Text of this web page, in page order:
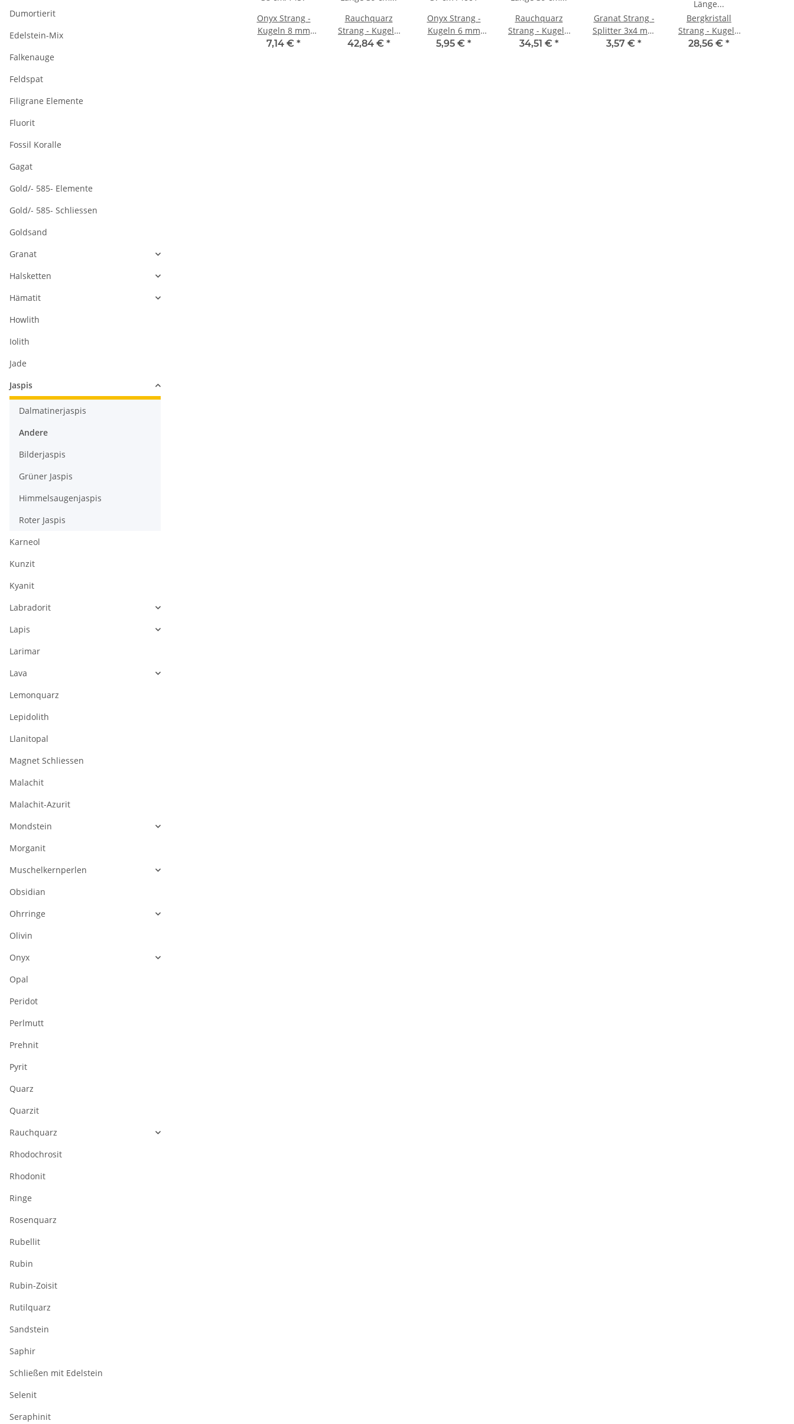
Onyx Strang -
Kugeln 8 mm
schwarz, Länge
7,14 € *
Rauchquarz
Strang - Kugeln
12 mm braun,
42,84 € *
Onyx Strang -
Kugeln 6 mm
schwarz, Länge
5,95 € *
Rauchquarz
Strang - Kugeln
8 mm braun,
34,51 € *
Granat Strang -
Splitter 3x4 mm
dunkelrot, Länge
3,57 € *
Bergkristall
Strang - Kugeln
8 mm
28,56 € *
Dumortierit
Edelstein-Mix
Falkenauge
Feldspat
Filigrane Elemente
Fluorit
Fossil Koralle
Gagat
Gold/- 585- Elemente
Gold/- 585- Schliessen
Goldsand
Granat
Halsketten
Hämatit
Howlith
Iolith
Jade
Jaspis
Dalmatinerjaspis
Andere
Bilderjaspis
Grüner Jaspis
Himmelsaugenjaspis
Roter Jaspis
Karneol
Kunzit
Kyanit
Labradorit
Lapis
Larimar
Lava
Lemonquarz
Lepidolith
Llanitopal
Magnet Schliessen
Malachit
Malachit-Azurit
Mondstein
Morganit
Muschelkernperlen
Obsidian
Ohrringe
Olivin
Onyx
Opal
Peridot
Perlmutt
Prehnit
Pyrit
Quarz
Quarzit
Rauchquarz
Rhodochrosit
Rhodonit
Ringe
Rosenquarz
Rubellit
Rubin
Rubin-Zoisit
Rutilquarz
Sandstein
Saphir
Schließen mit Edelstein
Selenit
Seraphinit